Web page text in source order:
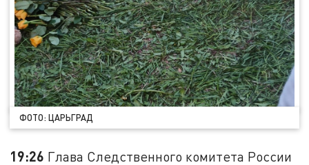
ФОТО: ЦАРЬГРАД
19:26 Глава Следственного комитета России